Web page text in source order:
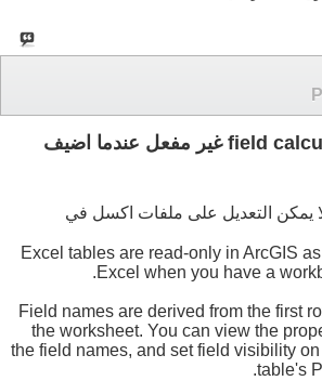
رد: لماذا خيار field calculator غير مفعل عندما اضيف
لا يمكن التعديل على ملفات اكسل في
Excel tables are read-only in ArcGIS
Excel when you have a
Field names are derived from the first
the worksheet. You can view the
the field names, and set field visibility
table's